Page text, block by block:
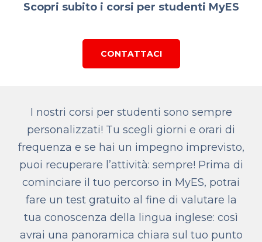
Scopri subito i corsi per studenti MyES
CONTATTACI
I nostri corsi per studenti sono sempre
personalizzati! Tu scegli giorni e orari di
frequenza e se hai un impegno imprevisto,
puoi recuperare l’attività: sempre! Prima di
cominciare il tuo percorso in MyES, potrai
fare un test gratuito al fine di valutare la
tua conoscenza della lingua inglese: così
avrai una panoramica chiara sul tuo punto